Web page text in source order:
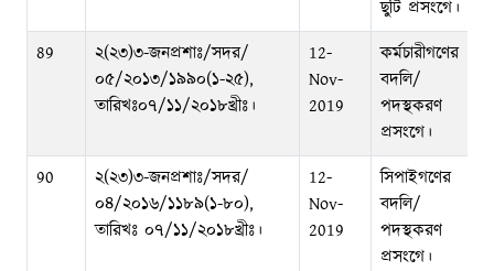
ছুটি প্রসংগে।
89
২(২৩)৩-জনপ্রশাঃ/সদর/
০৫/২০১৩/১৯৯০(১-২৫),
তারিখঃ০৭/১১/২০১৮খ্রীঃ।
12-
Nov-
2019
কর্মচারীগণের
বদলি/
পদস্থকরণ
প্রসংগে।
90
২(২৩)৩-জনপ্রশাঃ/সদর/
০৪/২০১৬/১১৮৯(১-৮০),
তারিখঃ ০৭/১১/২০১৮খ্রীঃ।
12-
Nov-
2019
সিপাইগণের
বদলি/
পদস্থকরণ
প্রসংগে।